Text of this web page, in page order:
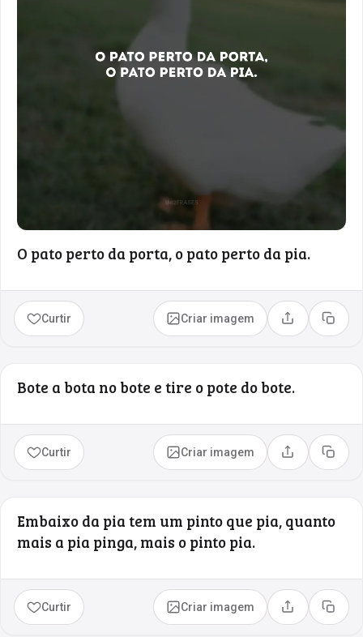
O pato perto da porta, o pato perto da pia.
Curtir Criar imagem Compartilhar
Copiar
Bote a bota no bote e tire o pote do bote.
Curtir Criar imagem Compartilhar
Copiar
Embaixo da pia tem um pinto que pia, quanto
mais a pia pinga, mais o pinto pia.
Curtir Criar imagem Compartilhar
Copiar